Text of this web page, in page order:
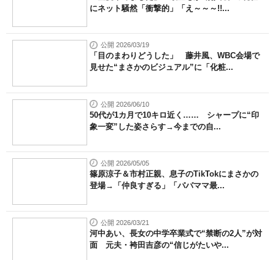
にネット騒然「衝撃的」「え～～～!!...
公開 2026/03/19
「目のまわりどうした」 藤井風、WBC会場で
見せた“まさかのビジュアル”に「化粧...
公開 2026/06/10
50代が1カ月で10キロ近く…… シャープに“印
象一変”した姿さらす→今までの自...
公開 2026/05/05
篠原涼子＆市村正親、息子のTikTokにまさかの
登場→「仲良すぎる」「パパママ最...
公開 2026/03/21
河中あい、長女の中学卒業式で“禁断の2人”が対
面 元夫・袴田吉彦の“信じがたいや...